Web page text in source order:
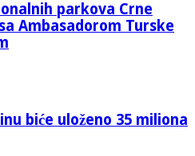
parkova Crne
Ambasadorom Turske
biće uloženo 35 miliona